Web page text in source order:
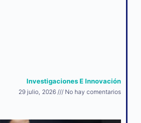
Investigaciones E Innovación
29 julio, 2026 No hay comentarios